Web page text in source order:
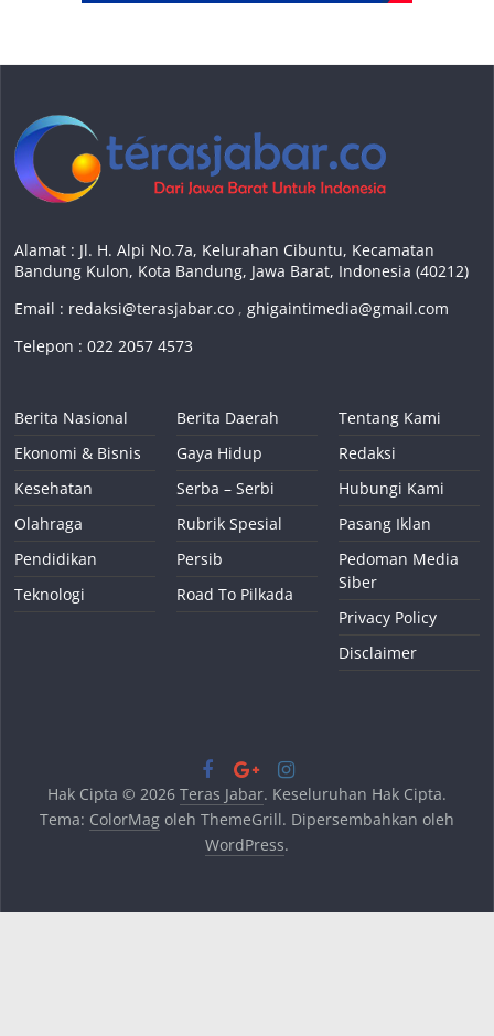
Alamat : Jl. H. Alpi No.7a, Kelurahan Cibuntu, Kecamatan
Bandung Kulon, Kota Bandung, Jawa Barat, Indonesia (40212)
Email : redaksi@terasjabar.co ,ghigaintimedia@gmail.com
Telepon : 022 2057 4573
Berita Nasional
Ekonomi & Bisnis
Kesehatan
Olahraga
Pendidikan
Teknologi
Berita Daerah
Gaya Hidup
Serba – Serbi
Rubrik Spesial
Persib
Road To Pilkada
Tentang Kami
Redaksi
Hubungi Kami
Pasang Iklan
Pedoman Media
Siber
Privacy Policy
Disclaimer
Hak Cipta © 2026 Teras Jabar. Keseluruhan Hak Cipta.
Tema: ColorMagoleh ThemeGrill. Dipersembahkan oleh
WordPress.